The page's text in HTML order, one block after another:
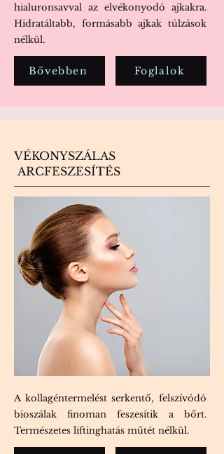
hialuronsavval az elvékonyodó ajkakra.
Hidratáltabb, formásabb ajkak túlzások
nélkül.
Bővebben Foglalok
VÉKONYSZÁLAS
ARCFESZESÍTÉS
A kollagéntermelést serkentő, felszívódó
bioszálak finoman feszesítik a bőrt.
Természetes liftinghatás műtét nélkül.